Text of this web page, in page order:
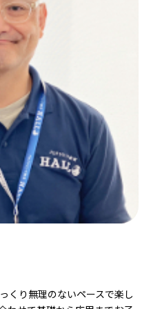
くり無理のないペースで楽し